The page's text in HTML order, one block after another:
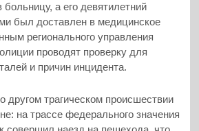
а его девятилетний
был доставлен в медицинское
регионального управления
проводят проверку для
и причин инцидента.
другом трагическом происшествии
на трассе федерального значения